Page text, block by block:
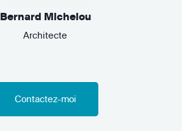
Bernard Michelou
Architecte
Contactez-moi